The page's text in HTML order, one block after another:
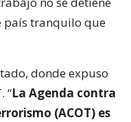
país tranquilo que
donde expuso
“La Agenda contra
(ACOT) es